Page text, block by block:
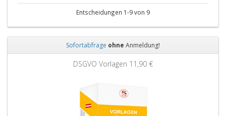
Entscheidungen 1-9 von 9
Sofortabfrage ohne Anmeldung!
DSGVO Vorlagen 11,90 €